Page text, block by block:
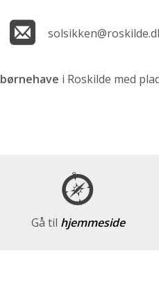
børnehave i Roskilde med
Gå til hjemmeside